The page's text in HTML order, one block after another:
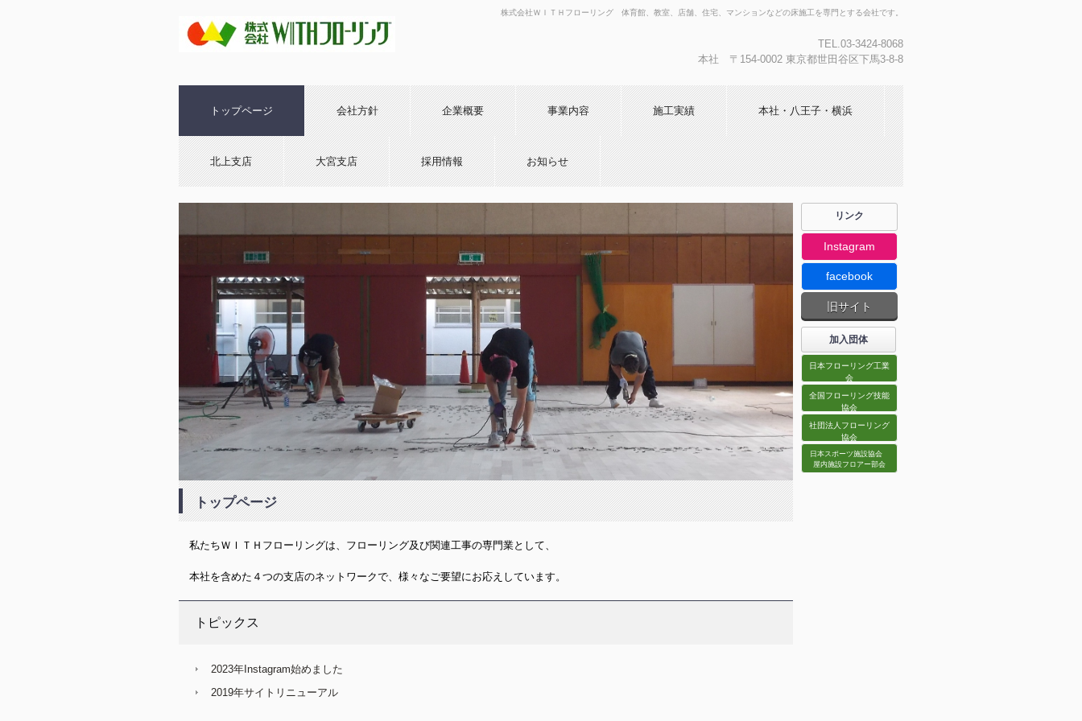
株式会社ＷＩＴＨフローリング 体育館、教室、店舗、住宅、マンションなどの床施工を専門とする会社です。
TEL.03-3424-8068
本社 〒154-0002 東京都世田谷区下馬3-8-8
トップページ 会社方針 企業概要 事業内容 施工実績 本社・八王子・横浜
北上支店 大宮支店 採用情報 お知らせ
トップページ
私たちＷＩＴＨフローリングは、フローリング及び関連工事の専門業として、
本社を含めた４つの支店のネットワークで、様々なご要望にお応えしています。
トピックス
2023年Instagram始めました
2019年サイトリニューアル
リンク
Instagram
facebook
旧サイト
加入団体
日本フローリング工業
会
全国フローリング技能
協会
社団法人フローリング
協会
日本スポーツ施設協会
屋内施設フロアー部会